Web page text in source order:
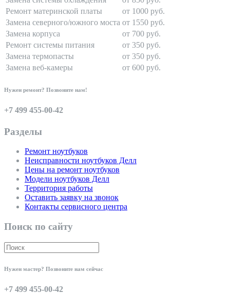
Ремонт материнской платы
от 1000 руб.
Замена северного/южного моста от 1550 руб.
Замена корпуса
от 700 руб.
Ремонт системы питания
от 350 руб.
Замена термопасты
от 350 руб.
Замена веб-камеры
от 600 руб.
Нужен ремонт? Позвоните нам!
+7 499 455-00-42
Разделы
Ремонт ноутбуков
Неисправности ноутбуков Делл
Цены на ремонт ноутбуков
Модели ноутбуков Делл
Территория работы
Оставить заявку на звонок
Контакты сервисного центра
Поиск по сайту
Нужен мастер? Позвоните нам сейчас
+7 499 455-00-42